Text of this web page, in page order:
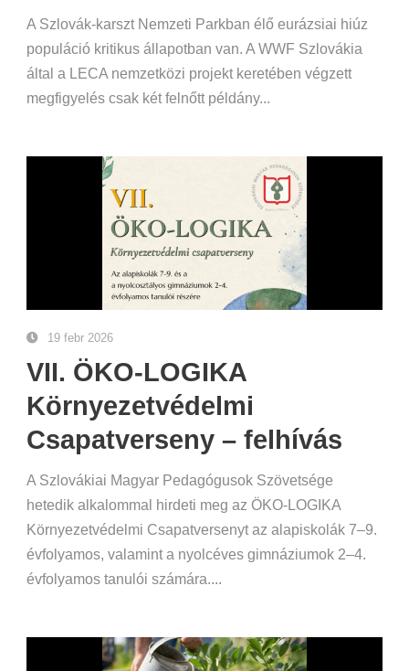
A Szlovák-karszt Nemzeti Parkban élő eurázsiai hiúz
populáció kritikus állapotban van. A WWF Szlovákia
által a LECA nemzetközi projekt keretében végzett
megfigyelés csak két felnőtt példány...
19 febr 2026
VII. ÖKO-LOGIKA
Környezetvédelmi
Csapatverseny – felhívás
A Szlovákiai Magyar Pedagógusok Szövetsége
hetedik alkalommal hirdeti meg az ÖKO-LOGIKA
Környezetvédelmi Csapatversenyt az alapiskolák 7–9.
évfolyamos, valamint a nyolcéves gimnáziumok 2–4.
évfolyamos tanulói számára....